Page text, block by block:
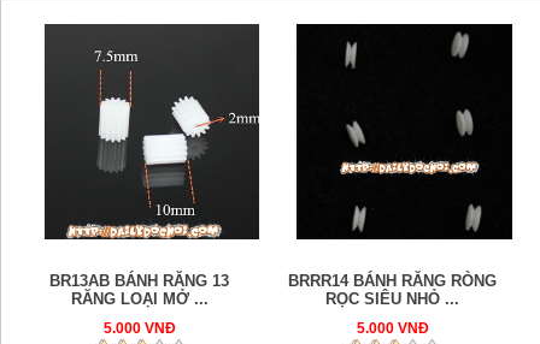
BR13AB BÁNH RĂNG 13
RĂNG LOẠI MỞ ...
5.000 VNĐ
BRRR14 BÁNH RĂNG RÒNG
RỌC SIÊU NHỎ ...
5.000 VNĐ